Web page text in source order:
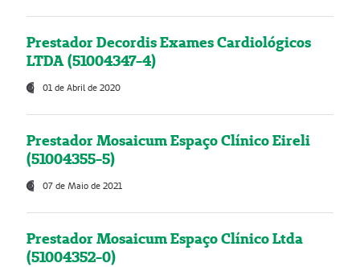
Prestador Decordis Exames Cardiológicos
LTDA (51004347-4)
01 de Abril de 2020
Prestador Mosaicum Espaço Clínico Eireli
(51004355-5)
07 de Maio de 2021
Prestador Mosaicum Espaço Clínico Ltda
(51004352-0)